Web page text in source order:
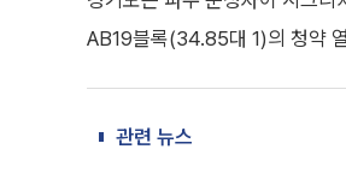
AB19블록(34.85대 1)의 청약
관련 뉴스